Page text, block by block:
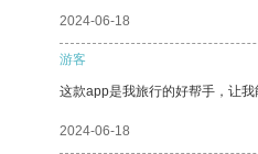
2024-06-18
游客
这款app是我旅行的好帮手，让我
2024-06-18